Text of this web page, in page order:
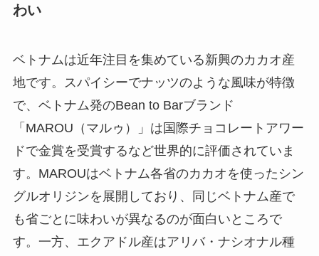
わい
ベトナムは近年注目を集めている新興のカカオ産
地です。スパイシーでナッツのような風味が特徴
で、ベトナム発のBean to Barブランド
「MAROU（マルゥ）」は国際チョコレートアワー
ドで金賞を受賞するなど世界的に評価されていま
す。MAROUはベトナム各省のカカオを使ったシン
グルオリジンを展開しており、同じベトナム産で
も省ごとに味わいが異なるのが面白いところで
す。一方、エクアドル産はアリバ・ナシオナル種